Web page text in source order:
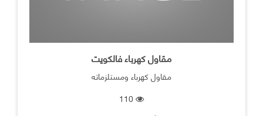
مقاول كهرباء فالكويت
مقاول كهرباء ومستلزماته